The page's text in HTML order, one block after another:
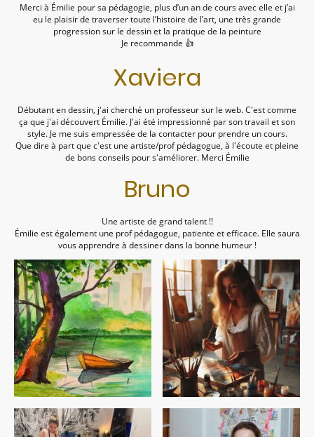
Merci à Émilie pour sa pédagogie, plus d’un an de cours avec elle et j’ai
eu le plaisir de traverser toute l’histoire de l’art, une très grande
progression sur le dessin et la pratique de la peinture
Je recommande 👍
Xaviera
Débutant en dessin, j'ai cherché un professeur sur le web. C'est comme
ça que j'ai découvert Émilie. J'ai été impressionné par son travail et son
style. Je me suis empressée de la contacter pour prendre un cours.
Que dire à part que c'est une artiste/prof pédagogue, à l'écoute et pleine
de bons conseils pour s'améliorer. Merci Émilie
Bruno
Une artiste de grand talent !!
Émilie est également une prof pédagogue, patiente et efficace. Elle saura
vous apprendre à dessiner dans la bonne humeur !